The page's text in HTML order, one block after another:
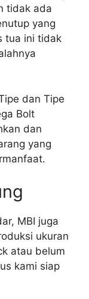
tidak ada
yang
tua ini tidak
dan Tipe
Bolt
dan
yang
MBI juga
ukuran
atau belum
kami siap